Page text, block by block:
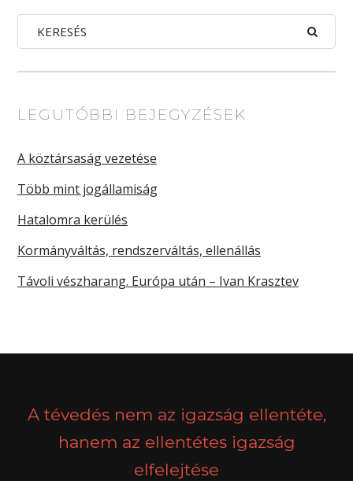
LEGUTÓBBI BEJEGYZÉSEK
A köztársaság vezetése
Több mint jogállamiság
Hatalomra kerülés
Kormányváltás, rendszerváltás, ellenállás
Távoli vészharang. Európa után – Ivan Krasztev
A tévedés nem az igazság ellentéte,
hanem az ellentétes igazság
elfelejtése